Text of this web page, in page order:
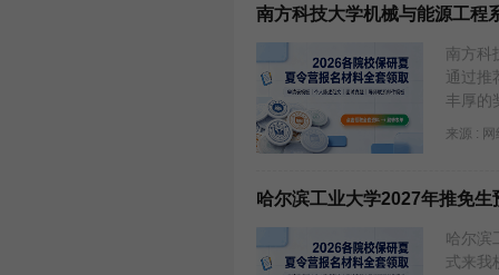
南方科技大学机械与能源工程
南方科
通过推
丰厚的
来源 :
哈尔滨工业大学2027年推免生
哈尔滨
式来我